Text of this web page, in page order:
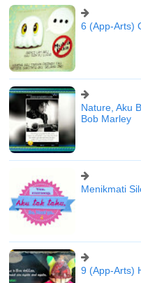
6 (App-Arts)
Nature, Aku
Bob Marley
Menikmati
9 (App-Arts)